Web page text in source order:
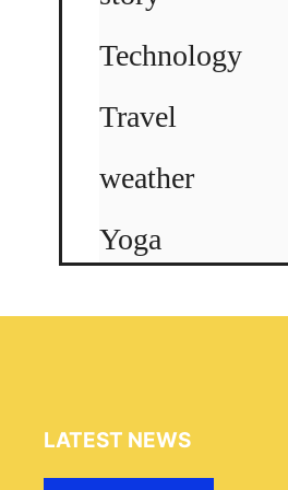
Technology
Travel
weather
Yoga
LATEST NEWS